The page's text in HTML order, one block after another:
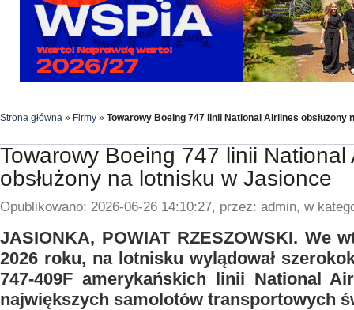
Strona główna » Firmy » Towarowy Boeing 747 linii National Airlines obsłużony
Towarowy Boeing 747 linii National
obsłużony na lotnisku w Jasionce
Opublikowano: 2026-06-26 14:10:27, przez: admin, w
JASIONKA, POWIAT RZESZOWSKI. We
2026 roku, na lotnisku wylądował
747-409F amerykańskich linii National
największych samolotów transportowych